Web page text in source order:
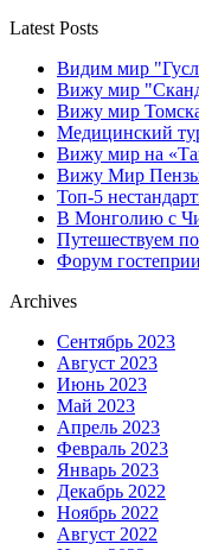
Latest Posts
Видим мир
Вижу мир
Вижу мир
Медицинский
Вижу мир на
Вижу Мир Пензы
Топ-5
В Монголию с
Путешествуем
Форум
Archives
Сентябрь 2023
Август 2023
Июнь 2023
Май 2023
Апрель 2023
Февраль 2023
Январь 2023
Декабрь 2022
Ноябрь 2022
Август 2022